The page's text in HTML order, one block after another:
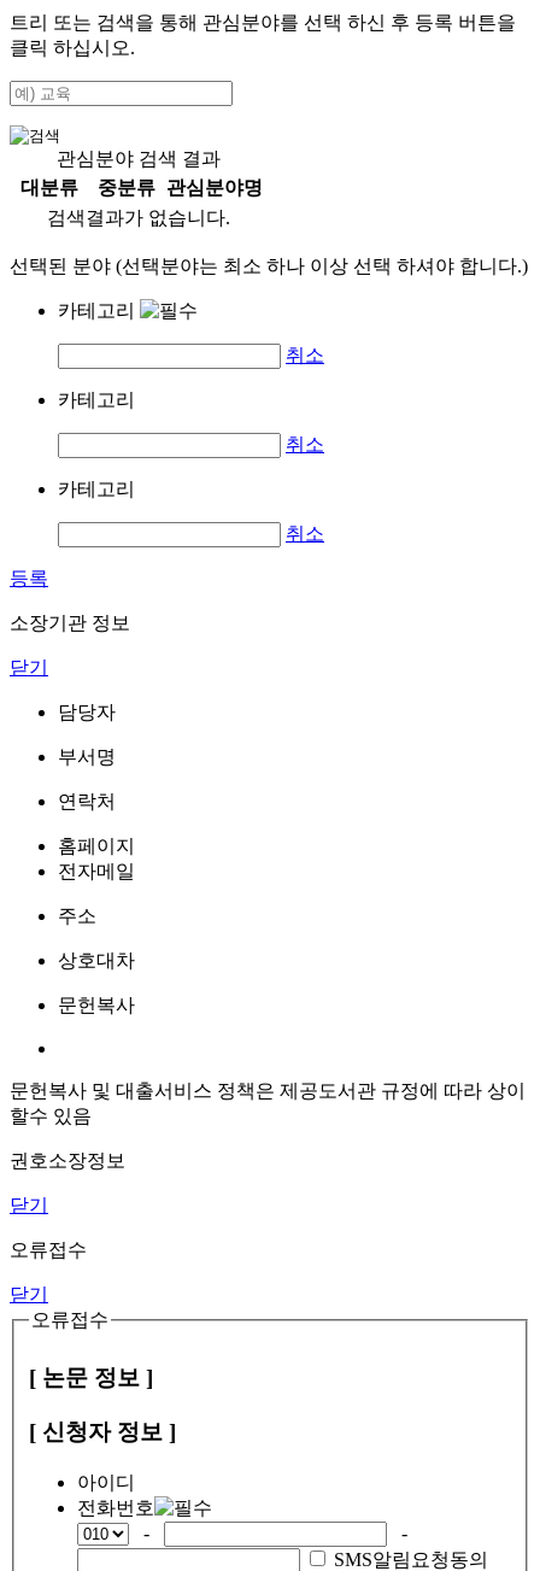
트리 또는 검색을 통해 관심분야를 선택 하신 후 등록 버튼을
클릭 하십시오.
관심분야 검색 결과
대분류
중분류
관심분야명
검색결과가 없습니다.
선택된 분야 (선택분야는 최소 하나 이상 선택 하셔야 합니다.)
카테고리
취소
카테고리
취소
카테고리
취소
등록
소장기관 정보
닫기
담당자
부서명
연락처
홈페이지
전자메일
주소
상호대차
문헌복사
문헌복사 및 대출서비스 정책은 제공도서관 규정에 따라 상이
할수 있음
권호소장정보
닫기
오류접수
닫기
오류접수
[ 논문 정보 ]
[ 신청자 정보 ]
아이디
전화번호
-
-
SMS알림요청동의